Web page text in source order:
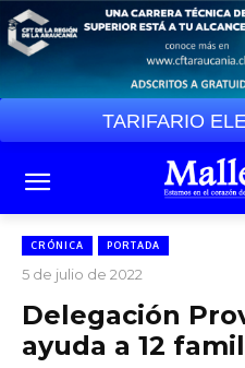
TARIFARIO
CRÓNICA PORTADA
5 de julio de 2022
Delegación
ayuda a 12